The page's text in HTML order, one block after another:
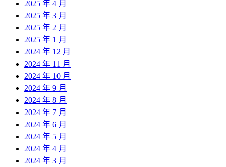
2025 年 4 月
2025 年 3 月
2025 年 2 月
2025 年 1 月
2024 年 12 月
2024 年 11 月
2024 年 10 月
2024 年 9 月
2024 年 8 月
2024 年 7 月
2024 年 6 月
2024 年 5 月
2024 年 4 月
2024 年 3 月